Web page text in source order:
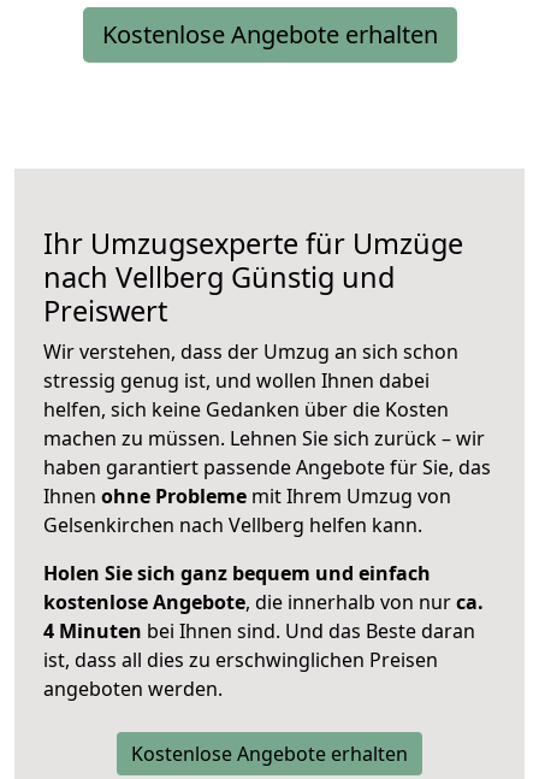
Kostenlose Angebote erhalten
Ihr Umzugsexperte für Umzüge
nach Vellberg Günstig und
Preiswert
Wir verstehen, dass der Umzug an sich schon
stressig genug ist, und wollen Ihnen dabei
helfen, sich keine Gedanken über die Kosten
machen zu müssen. Lehnen Sie sich zurück – wir
haben garantiert passende Angebote für Sie, das
Ihnen ohne Probleme mit Ihrem Umzug von
Gelsenkirchen nach Vellberg helfen kann.
Holen Sie sich ganz bequem und einfach
kostenlose Angebote, die innerhalb von nurca.
4 Minuten bei Ihnen sind. Und das Beste daran
ist, dass all dies zu erschwinglichen Preisen
angeboten werden.
Kostenlose Angebote erhalten